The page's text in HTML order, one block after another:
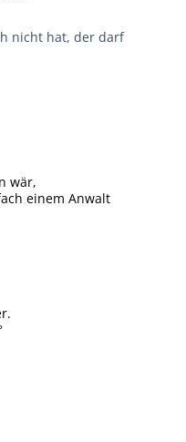
nicht hat, der darf
wär,
einem Anwalt